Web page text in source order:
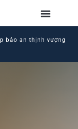
bảo an thịnh vượng